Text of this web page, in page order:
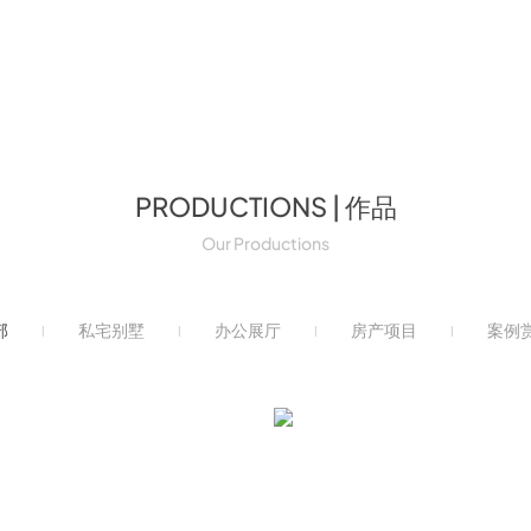
PRODUCTIONS | 作品
Our Productions
私宅别墅 办公展厅 房产项目 案例